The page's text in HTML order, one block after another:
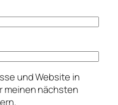
und Website in
meinen nächsten